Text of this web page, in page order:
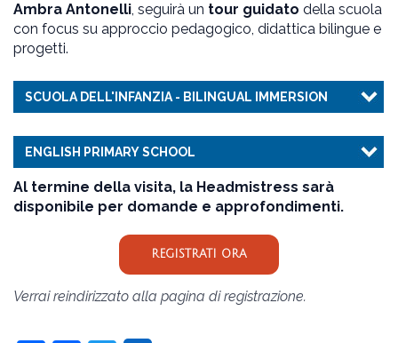
Ambra Antonelli, seguirà un tour guidato della scuola
con focus su approccio pedagogico, didattica bilingue e
progetti.
SCUOLA DELL'INFANZIA - BILINGUAL IMMERSION
ENGLISH PRIMARY SCHOOL
Al termine della visita, la Headmistress sarà
disponibile per domande e approfondimenti.
REGISTRATI ORA
Verrai reindirizzato alla pagina di registrazione.